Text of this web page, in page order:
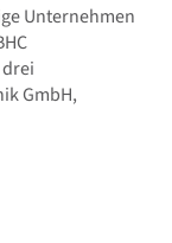
Unternehmen
GmbH,